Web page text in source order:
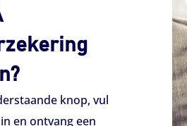
knop, vul
en ontvang een